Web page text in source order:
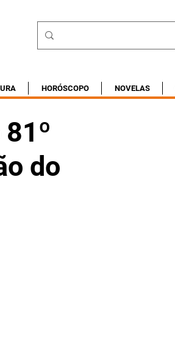
HORÓSCOPO NOVELAS
do